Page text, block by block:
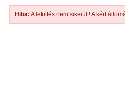
Hiba: A letöltés nem sikerült! A kért